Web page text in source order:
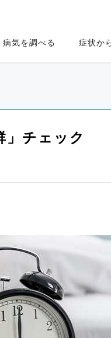
病気を調べる 症状か
」チェック